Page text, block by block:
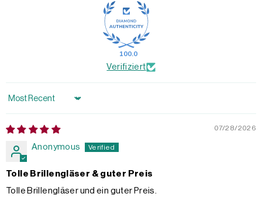
100.0
Verifiziert
Sort by
07/28/2026
Anonymous
Tolle Brillengläser & guter Preis
Tolle Brillengläser und ein guter Preis.